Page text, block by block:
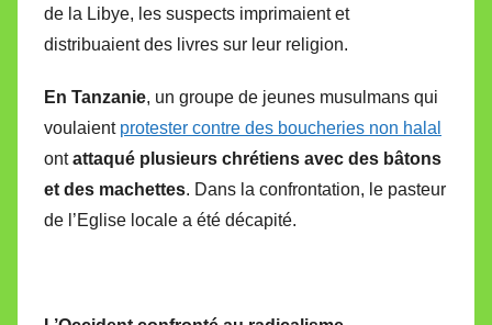
de la Libye, les suspects imprimaient et
distribuaient des livres sur leur religion.
En Tanzanie, un groupe de jeunes musulmans qui
voulaient protester contre des boucheries non halal
ontattaqué plusieurs chrétiens avec des bâtons
et des machettes. Dans la confrontation, le pasteur
de l’Eglise locale a été décapité.